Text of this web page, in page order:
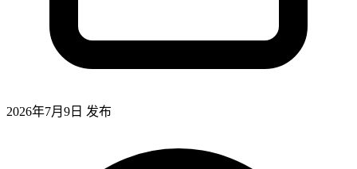
2026年7月9日 发布